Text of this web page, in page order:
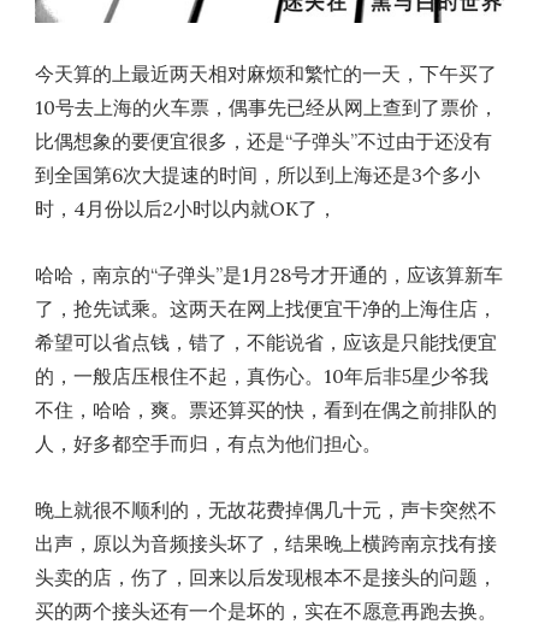
今天算的上最近两天相对麻烦和繁忙的一天，下午买了
10号去上海的火车票，偶事先已经从网上查到了票价，
比偶想象的要便宜很多，还是“子弹头”不过由于还没有
到全国第6次大提速的时间，所以到上海还是3个多小
时，4月份以后2小时以内就OK了，
哈哈，南京的“子弹头”是1月28号才开通的，应该算新车
了，抢先试乘。这两天在网上找便宜干净的上海住店，
希望可以省点钱，错了，不能说省，应该是只能找便宜
的，一般店压根住不起，真伤心。10年后非5星少爷我
不住，哈哈，爽。票还算买的快，看到在偶之前排队的
人，好多都空手而归，有点为他们担心。
晚上就很不顺利的，无故花费掉偶几十元，声卡突然不
出声，原以为音频接头坏了，结果晚上横跨南京找有接
头卖的店，伤了，回来以后发现根本不是接头的问题，
买的两个接头还有一个是坏的，实在不愿意再跑去换。